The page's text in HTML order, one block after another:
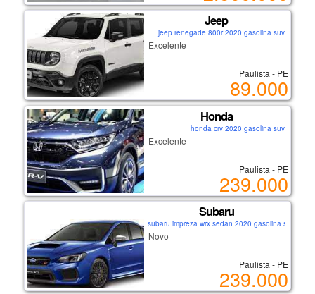
Jeep
jeep renegade 800r 2020 gasolina suv
Excelente
Paulista - PE
89.000
Honda
honda crv 2020 gasolina suv
Excelente
Paulista - PE
239.000
Subaru
subaru impreza wrx sedan 2020 gasolina sedan
Novo
Paulista - PE
239.000